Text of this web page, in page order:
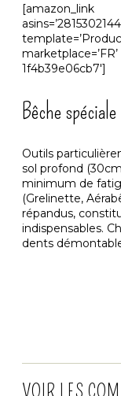
[amazon_link
1f4b39e06cb7′]
Bêche spéciale
Outils
sol profond
minimum de
(Grelinette,
répandus,
indispensables.
dents
VOIR LES